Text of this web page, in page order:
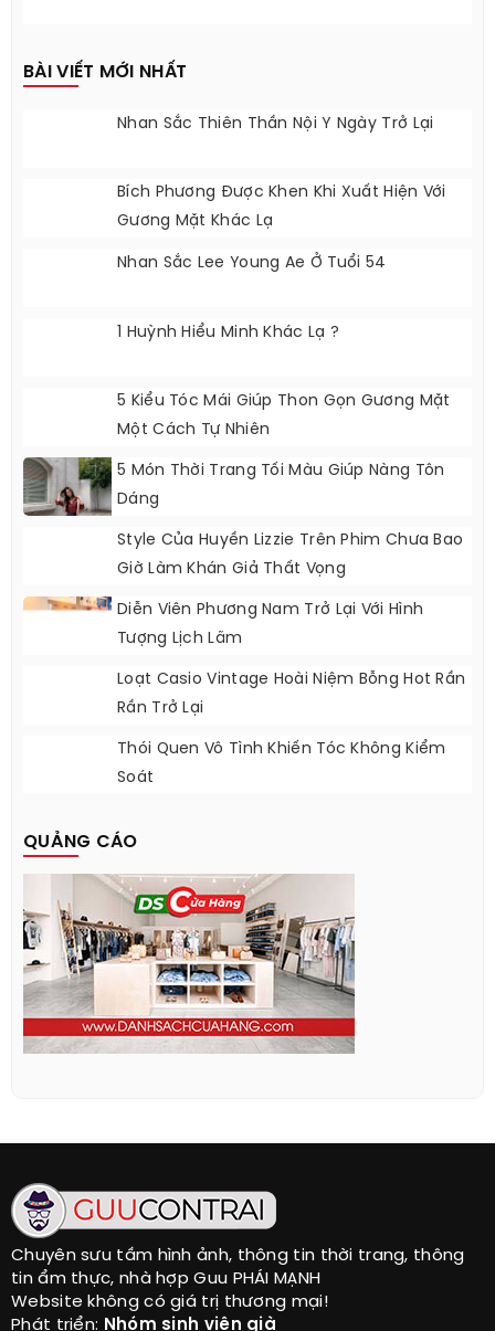
BÀI VIẾT MỚI NHẤT
Nhan Sắc Thiên Thần Nội Y Ngày Trở Lại
Bích Phương Được Khen Khi Xuất Hiện Với
Gương Mặt Khác Lạ
Nhan Sắc Lee Young Ae Ở Tuổi 54
1 Huỳnh Hiểu Minh Khác Lạ ?
5 Kiểu Tóc Mái Giúp Thon Gọn Gương Mặt
Một Cách Tự Nhiên
5 Món Thời Trang Tối Màu Giúp Nàng Tôn
Dáng
Style Của Huyền Lizzie Trên Phim Chưa Bao
Giờ Làm Khán Giả Thất Vọng
Diễn Viên Phương Nam Trở Lại Với Hình
Tượng Lịch Lãm
Loạt Casio Vintage Hoài Niệm Bỗng Hot Rần
Rần Trở Lại
Thói Quen Vô Tình Khiến Tóc Không Kiểm
Soát
QUẢNG CÁO
Chuyên sưu tầm hình ảnh, thông tin thời trang, thông
tin ẩm thực, nhà hợp Guu PHÁI MẠNH
Website không có giá trị thương mại!
Phát triển: Nhóm sinh viên già